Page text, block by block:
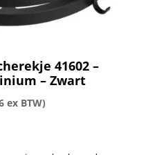
41602 –
– Zwart
ex BTW)